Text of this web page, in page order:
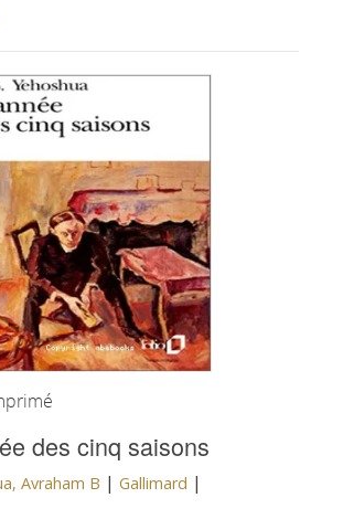
des cinq saisons
Avraham B |Gallimard |